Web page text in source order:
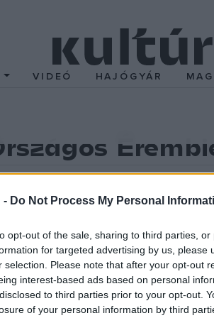
- Do Not Process My Personal
opt-out of the sale, sharing to third parties,
for targeted advertising by us, please
selection. Please note that after your opt-out
interest-based ads based on personal
to third parties prior to your opt-out.
of your personal information by third
VIDEÓ HAJÓGYÁR
? bemutatási lehetőséget biztosít a
augusztus 4. között rendezik meg a